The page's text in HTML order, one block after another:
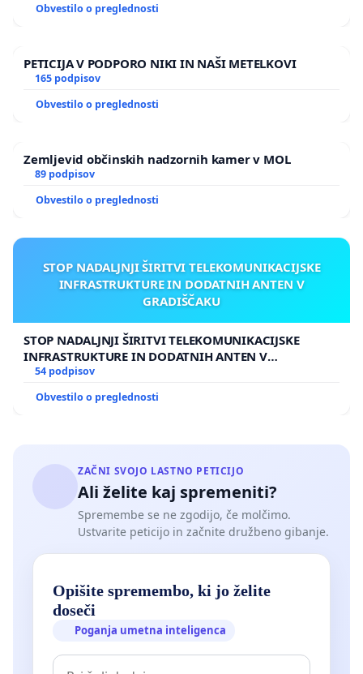
Obvestilo o preglednosti
PETICIJA V PODPORO NIKI IN NAŠI METELKOVI
165 podpisov
Obvestilo o preglednosti
Zemljevid občinskih nadzornih kamer v MOL
89 podpisov
Obvestilo o preglednosti
STOP NADALJNJI ŠIRITVI TELEKOMUNIKACIJSKE
INFRASTRUKTURE IN DODATNIH ANTEN V
GRADIŠČAKU
STOP NADALJNJI ŠIRITVI TELEKOMUNIKACIJSKE
INFRASTRUKTURE IN DODATNIH ANTEN V
GRADIŠČAKU
54 podpisov
Obvestilo o preglednosti
ZAČNI SVOJO LASTNO PETICIJO
Ali želite kaj spremeniti?
Spremembe se ne zgodijo, če molčimo.
Ustvarite peticijo in začnite družbeno gibanje.
Opišite spremembo, ki jo želite
doseči
Poganja umetna inteligenca